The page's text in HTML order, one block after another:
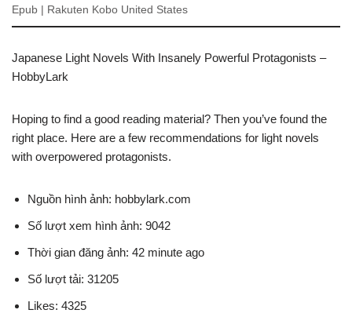
Epub | Rakuten Kobo United States
Japanese Light Novels With Insanely Powerful Protagonists –
HobbyLark
Hoping to find a good reading material? Then you’ve found the
right place. Here are a few recommendations for light novels
with overpowered protagonists.
Nguồn hình ảnh: hobbylark.com
Số lượt xem hình ảnh: 9042
Thời gian đăng ảnh: 42 minute ago
Số lượt tải: 31205
Likes: 4325